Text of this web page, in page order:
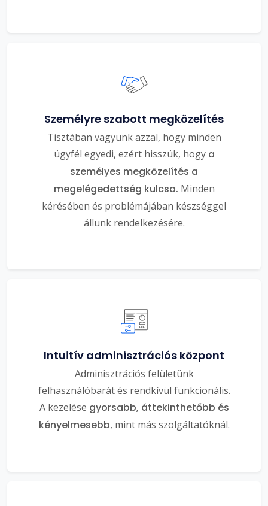
Személyre szabott megközelítés
Tisztában vagyunk azzal, hogy minden
ügyfél egyedi, ezért hisszük, hogy a
személyes megközelítés a
megelégedettség kulcsa. Minden
kérésében és problémájában készséggel
állunk rendelkezésére.
Intuitív adminisztrációs központ
Adminisztrációs felületünk
felhasználóbarát és rendkívül funkcionális.
A kezelése gyorsabb, áttekinthetőbb és
kényelmesebb, mint más szolgáltatóknál.